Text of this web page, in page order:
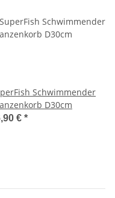
Schwimmender
D30cm
€ *